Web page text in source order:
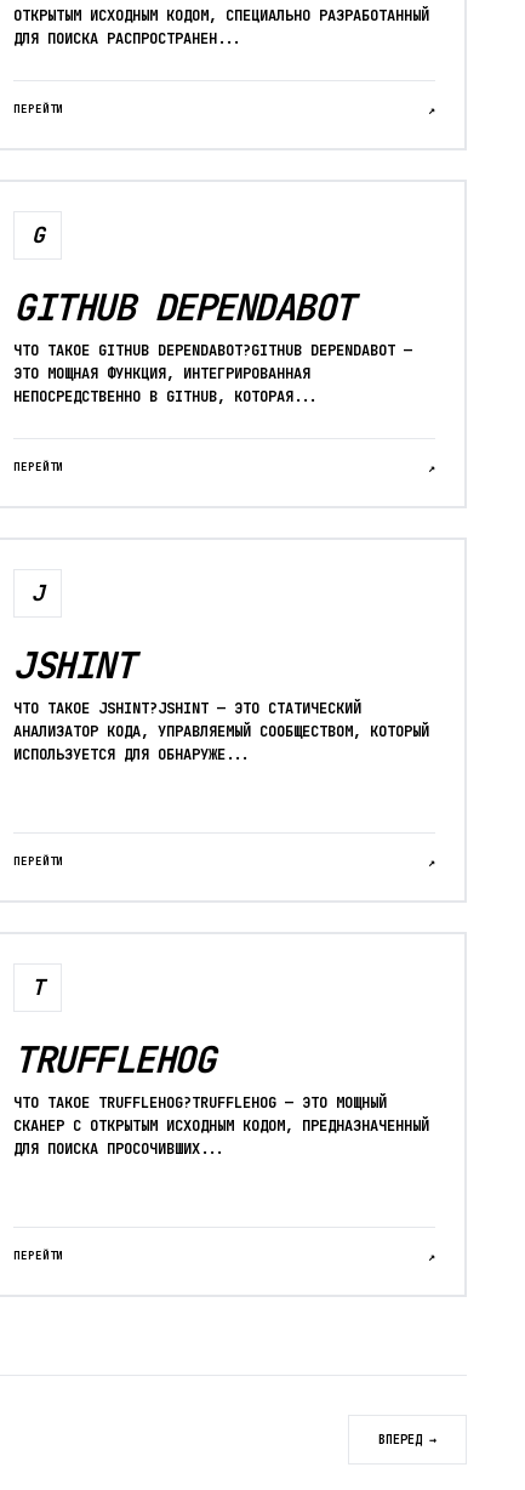
ОТКРЫТЫМ ИСХОДНЫМ КОДОМ, СПЕЦИАЛЬНО РАЗРАБОТАННЫЙ
ДЛЯ ПОИСКА РАСПРОСТРАНЕН...
ПЕРЕЙТИ ↗
G
GITHUB DEPENDABOT
ЧТО ТАКОЕ GITHUB DEPENDABOT?GITHUB DEPENDABOT —
ЭТО МОЩНАЯ ФУНКЦИЯ, ИНТЕГРИРОВАННАЯ
НЕПОСРЕДСТВЕННО В GITHUB, КОТОРАЯ...
ПЕРЕЙТИ ↗
J
JSHINT
ЧТО ТАКОЕ JSHINT?JSHINT — ЭТО СТАТИЧЕСКИЙ
АНАЛИЗАТОР КОДА, УПРАВЛЯЕМЫЙ СООБЩЕСТВОМ, КОТОРЫЙ
ИСПОЛЬЗУЕТСЯ ДЛЯ ОБНАРУЖЕ...
ПЕРЕЙТИ ↗
T
TRUFFLEHOG
ЧТО ТАКОЕ TRUFFLEHOG?TRUFFLEHOG — ЭТО МОЩНЫЙ
СКАНЕР С ОТКРЫТЫМ ИСХОДНЫМ КОДОМ, ПРЕДНАЗНАЧЕННЫЙ
ДЛЯ ПОИСКА ПРОСОЧИВШИХ...
ПЕРЕЙТИ ↗
ВПЕРЕД →